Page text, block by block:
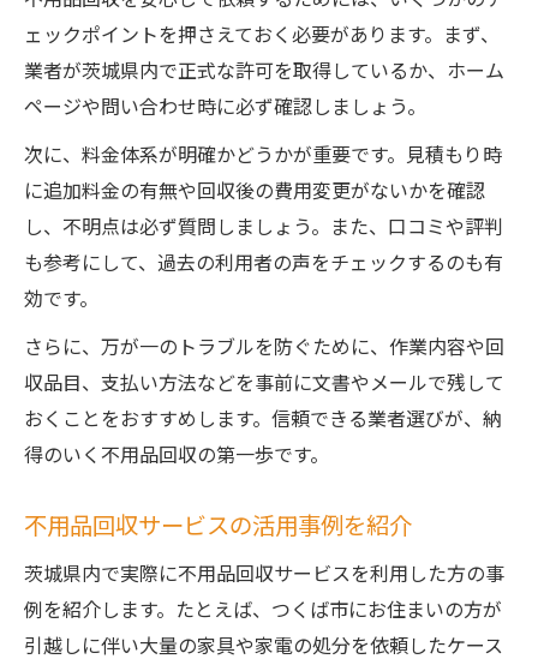
ェックポイントを押さえておく必要があります。まず、
業者が茨城県内で正式な許可を取得しているか、ホーム
ページや問い合わせ時に必ず確認しましょう。
次に、料金体系が明確かどうかが重要です。見積もり時
に追加料金の有無や回収後の費用変更がないかを確認
し、不明点は必ず質問しましょう。また、口コミや評判
も参考にして、過去の利用者の声をチェックするのも有
効です。
さらに、万が一のトラブルを防ぐために、作業内容や回
収品目、支払い方法などを事前に文書やメールで残して
おくことをおすすめします。信頼できる業者選びが、納
得のいく不用品回収の第一歩です。
不用品回収サービスの活用事例を紹介
茨城県内で実際に不用品回収サービスを利用した方の事
例を紹介します。たとえば、つくば市にお住まいの方が
引越しに伴い大量の家具や家電の処分を依頼したケース